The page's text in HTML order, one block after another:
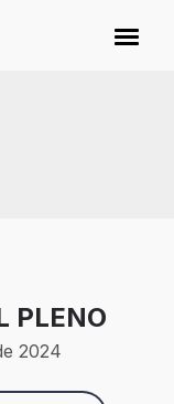
PLENO
2024